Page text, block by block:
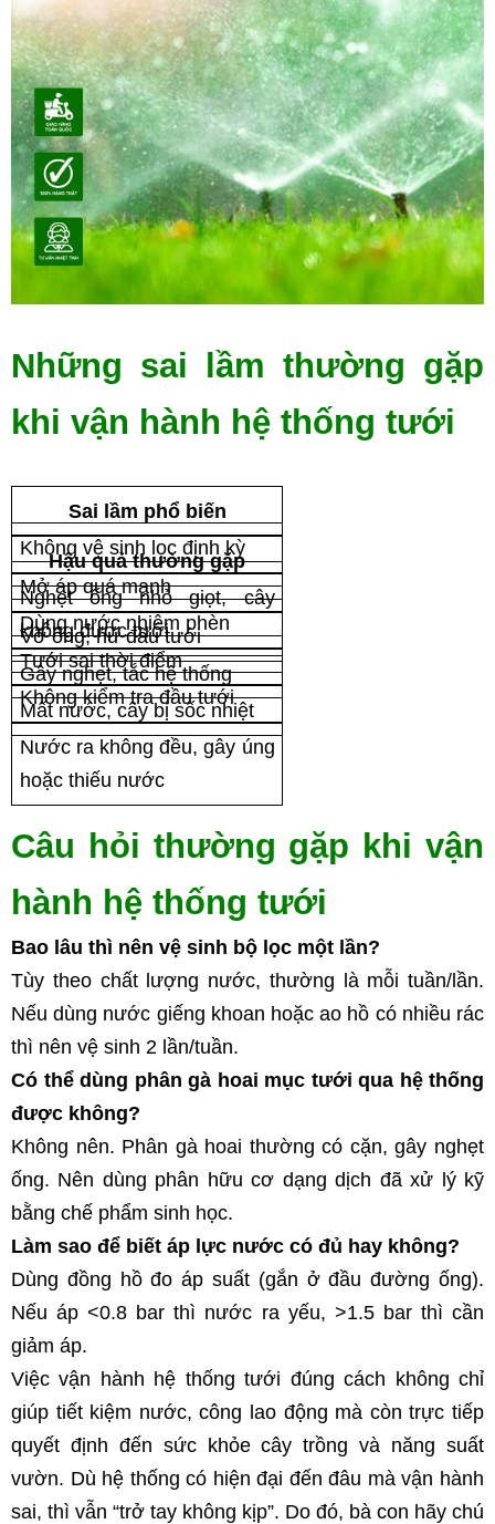
Những sai lầm thường gặp
khi vận hành hệ thống tưới
Sai lầm phổ biến
Hậu quả thường gặp
Không vệ sinh lọc định kỳ
Nghẹt ống nhỏ giọt, cây
không được tưới
Mở áp quá mạnh
Vỡ ống, hư đầu tưới
Dùng nước nhiễm phèn
Gây nghẹt, tắc hệ thống
Tưới sai thời điểm
Mất nước, cây bị sốc nhiệt
Không kiểm tra đầu tưới
Nước ra không đều, gây úng
hoặc thiếu nước
Câu hỏi thường gặp khi vận
hành hệ thống tưới
Bao lâu thì nên vệ sinh bộ lọc một lần?
Tùy theo chất lượng nước, thường là mỗi tuần/lần.
Nếu dùng nước giếng khoan hoặc ao hồ có nhiều rác
thì nên vệ sinh 2 lần/tuần.
Có thể dùng phân gà hoai mục tưới qua hệ thống
được không?
Không nên. Phân gà hoai thường có cặn, gây nghẹt
ống. Nên dùng phân hữu cơ dạng dịch đã xử lý kỹ
bằng chế phẩm sinh học.
Làm sao để biết áp lực nước có đủ hay không?
Dùng đồng hồ đo áp suất (gắn ở đầu đường ống).
Nếu áp <0.8 bar thì nước ra yếu, >1.5 bar thì cần
giảm áp.
Việc vận hành hệ thống tưới đúng cách không chỉ
giúp tiết kiệm nước, công lao động mà còn trực tiếp
quyết định đến sức khỏe cây trồng và năng suất
vườn. Dù hệ thống có hiện đại đến đâu mà vận hành
sai, thì vẫn “trở tay không kịp”. Do đó, bà con hãy chú